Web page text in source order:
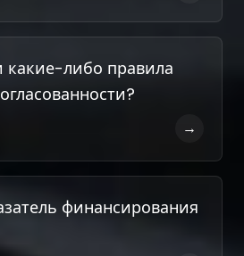
какие-либо правила
→
финансирования